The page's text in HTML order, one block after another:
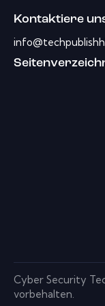
Kontaktiere
Cyber ​​Security
vorbehalten.